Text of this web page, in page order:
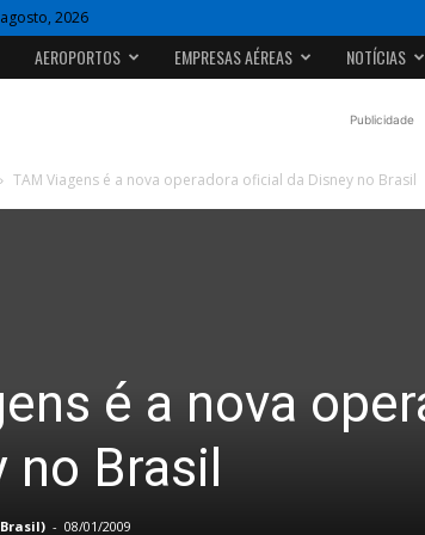
2026
AEROPORTOS EMPRESAS AÉREAS NOTÍCIAS
Publicidade
TAM Viagens é a nova operadora oficial da Disney no Brasil
é a nova
no Brasil
- 08/01/2009